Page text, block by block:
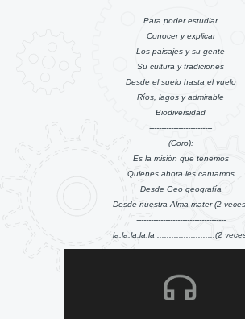
--------------------------
Para poder estudiar
Conocer y explicar
Los paisajes y su gente
Su cultura y tradiciones
Desde el suelo hasta el vuelo
Ríos, lagos y admirable
Biodiversidad
--------------------------
(Coro):
Es la misión que tenemos
Quienes ahora les cantamos
Desde Geo geografía
Desde nuestra Alma mater (2
-------------------------------------
la,la,la,la,la ........................(2